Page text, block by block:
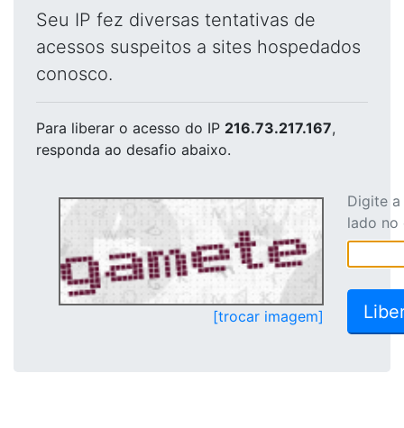
Seu IP fez diversas tentativas de
acessos suspeitos a sites hospedados
conosco.
Para liberar o acesso do IP 216.73.217.167,
responda ao desafio abaixo.
[trocar imagem]
Digite
lado no